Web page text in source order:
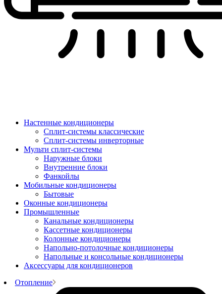
Настенные кондиционеры
Сплит-системы классические
Сплит-системы инверторные
Мульти сплит-системы
Наружные блоки
Внутренние блоки
Фанкойлы
Мобильные кондиционеры
Бытовые
Оконные кондиционеры
Промышленные
Канальные кондиционеры
Кассетные кондиционеры
Колонные кондиционеры
Напольно-потолочные кондиционеры
Напольные и консольные кондиционеры
Аксессуары для кондиционеров
Отопление